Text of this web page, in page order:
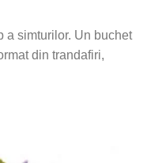
a simturilor. Un buchet
din trandafiri,